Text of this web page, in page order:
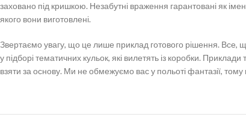
заховано під кришкою. Незабутні враження гарантовані як
якого вони виготовлені.
Звертаємо увагу, що це лише приклад готового рішення.
у підборі тематичних кульок, які вилетять із коробки.
взяти за основу. Ми не обмежуємо вас у польоті фантазії, тому